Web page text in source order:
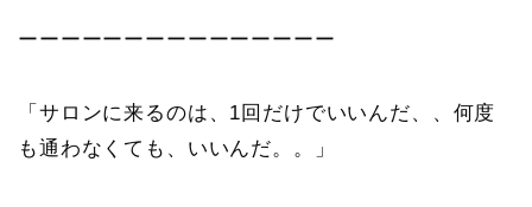
ーーーーーーーーーーーーーーー
「サロンに来るのは、1回だけでいいんだ、、何度
も通わなくても、いいんだ。。」